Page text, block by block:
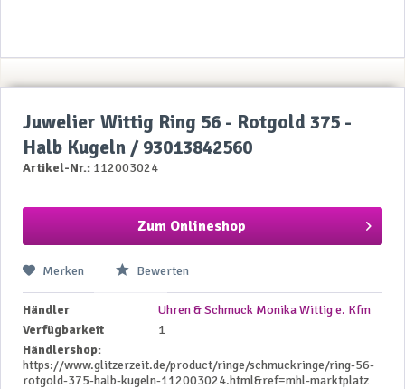
Juwelier Wittig Ring 56 - Rotgold 375 -
Halb Kugeln / 93013842560
Artikel-Nr.: 112003024
Zum Onlineshop
Merken Bewerten
Händler
Uhren & Schmuck Monika Wittig e. Kfm
Verfügbarkeit
1
Händlershop:
https://www.glitzerzeit.de/product/ringe/schmuckringe/ring-56-
rotgold-375-halb-kugeln-112003024.html&ref=mhl-marktplatz